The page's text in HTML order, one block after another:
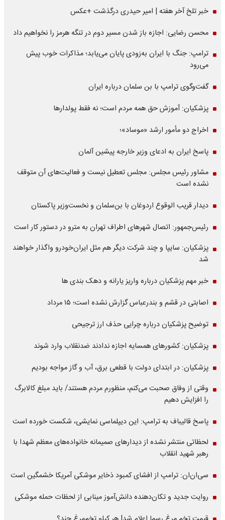
خبر تلخ آخر هفته | امیر حیدری درگذشت +عکس
محسن رضایی: اجازه باز شدن مسیر دوم در تنگه هرمز را نخواهیم داد
ترامپ: جنگ با ایران به‌زودی پایان می‌یابد؛ مذاکرات خوب پیش
می‌رود
گفت‌وگوی ترامپ با بن سلمان درباره ایران
پزشکیان: آموزش حق همه مردم است؛ نه فقط پولدارها
اخراج دو مأمور ارشد «موساد»؛
پاسخ ایران به ادعای وزیر خارجه پیشین آلمان
مشاور رئیس مجلس: مجلس تعطیل نیست و فعالیت‌های آن متوقف
نشده است
دیدار قریب الوقوع اردوغان با بن‌سلمان و نخست‌وزیر پاکستان
رئیس‌جمهور: اتصال شهرهای اطراف تهران به مترو در دستور کار است
پزشکیان: سایپا و چند شرکت دیگر هم مثل ایران‌خودرو واگذار خواهند
شد
خبر مهم پزشکیان درباره واریز یارانه و دهک بندی ها
اصابتی در قشم و بندرعباس گزارش نشده است؛ ۱۵ مرداد
توضیح پزشکیان درباره چرایی حذف ارز ترجیحی
پزشکیان: کشورهای همسایه اجازه ندادند ضدنقلاب وارد شوند
پزشکیان: در ابتدای دولت با قطعی برق، آب و گاز مواجه بودیم
وقتی از وفاق صحبت می‌کنم، منظورم مردم هستند/ باید مبلغ کالابرگ
را افزایش دهیم
پاسخ قالیباف به ترامپ: این دیپلماسی نمایشی، شکست خورده است
لحظاتی منتشر نشده از دیدارهای صمیمانه خانواده‌های معظم شهدا با
رهبر شهید انقلاب
سی‌ان‌ان: ترامپ از افشای کمبود ذخایر موشکی آمریکا خشمگین است
روایت جدید و تکان‌دهنده دانش‌آموز مینابی از لحظات حمله موشکی